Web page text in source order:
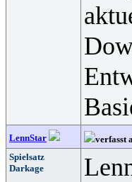
LennStar verfasst
Spielsatz
Darkage